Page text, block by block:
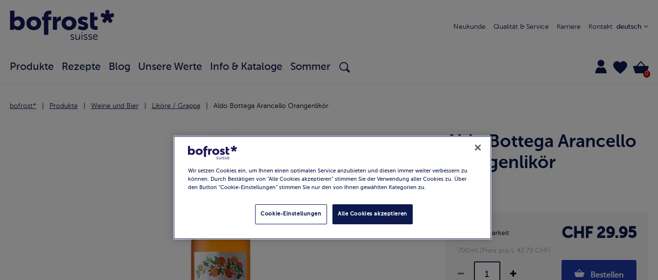
Neukunde Qualität & Service Karriere Kontakt deutsch
Produkte Rezepte Blog Unsere Werte Info & Kataloge Sommer
0
bofrost* Produkte Weine und Bier Liköre / Grappa Aldo Bottega Arancello Orangenlikör
Aldo Bottega Arancello
Orangenlikör
Verfügbarkeit CHF 29.95
700ml (Preis pro L 42.79 CHF)
Bestellen
Wir setzen Cookies ein, um Ihnen einen optimalen Service anzubieten und diesen immer weiter verbessern zu
können. Durch Bestätigen von “Alle Cookies akzeptieren” stimmen Sie der Verwendung aller Cookies zu. Über
den Button “Cookie-Einstellungen” stimmen Sie nur den von Ihnen gewählten Kategorien zu.
Alle Cookies akzeptieren
Cookie-Einstellungen